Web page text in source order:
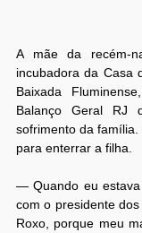
A mãe da recém-
incubadora da Casa
Baixada
Balanço Geral RJ
sofrimento da
para enterrar a filha.
— Quando eu
com o presidente
Roxo, porque meu